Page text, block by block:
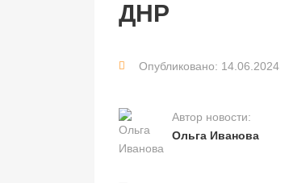
ДНР
Опубликовано: 14.06.2024
Автор новости:
Ольга Иванова